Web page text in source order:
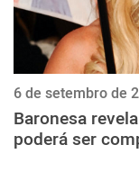
6 de setembro de
Baronesa
poderá ser